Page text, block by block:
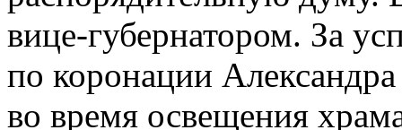
вице-губернатором. За
по коронации
во время освещения